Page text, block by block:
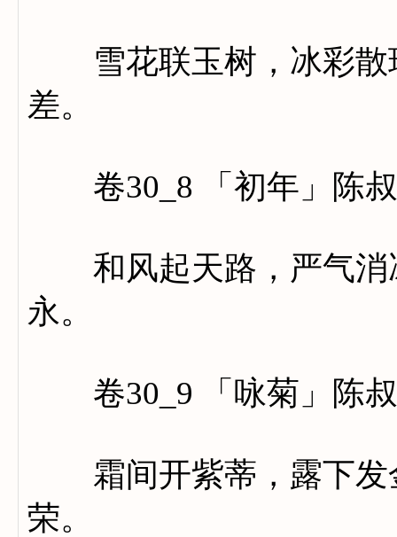
雪花联玉树，冰彩散
差。
卷30_8 「初年」陈
和风起天路，严气消
永。
卷30_9 「咏菊」陈
霜间开紫蒂，露下发
荣。